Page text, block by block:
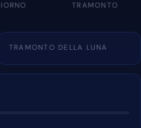
TRAMONTO
TRAMONTO DELLA LUNA